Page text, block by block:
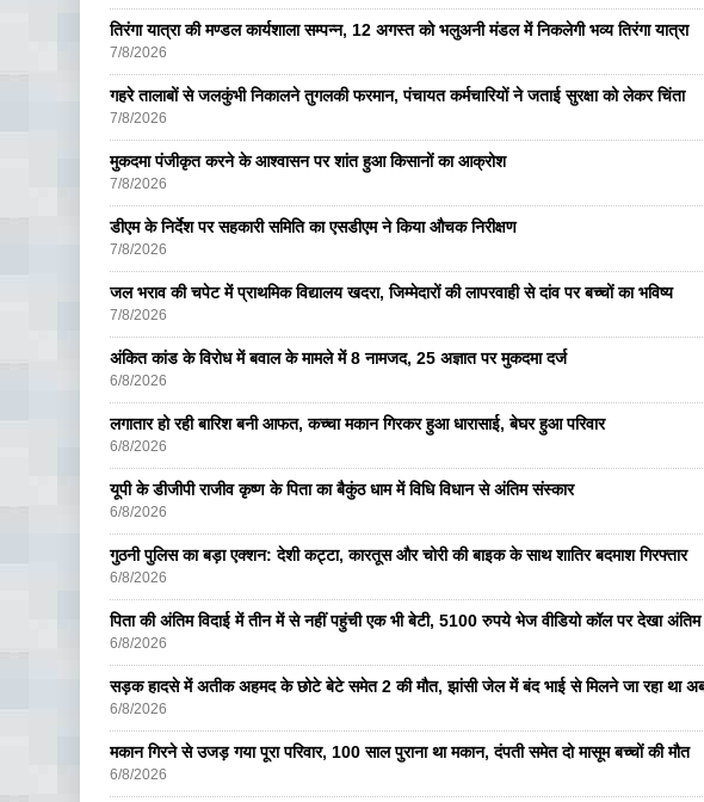
तिरंगा यात्रा की मण्डल कार्यशाला सम्पन्न, 12 अगस्त को भलुअनी मंडल में निकलेगी भव्य तिरंगा यात्रा
7/8/2026
गहरे तालाबों से जलकुंभी निकालने तुगलकी फरमान, पंचायत कर्मचारियों ने जताई सुरक्षा को लेकर चिंता
7/8/2026
मुकदमा पंजीकृत करने के आश्वासन पर शांत हुआ किसानों का आक्रोश
7/8/2026
डीएम के निर्देश पर सहकारी समिति का एसडीएम ने किया औचक निरीक्षण
7/8/2026
जल भराव की चपेट में प्राथमिक विद्यालय खदरा, जिम्मेदारों की लापरवाही से दांव पर बच्चों का भविष्य
7/8/2026
अंकित कांड के विरोध में बवाल के मामले में 8 नामजद, 25 अज्ञात पर मुकदमा दर्ज
6/8/2026
लगातार हो रही बारिश बनी आफत, कच्चा मकान गिरकर हुआ धारासाई, बेघर हुआ परिवार
6/8/2026
यूपी के डीजीपी राजीव कृष्ण के पिता का बैकुंठ धाम में विधि विधान से अंतिम संस्कार
6/8/2026
गुठनी पुलिस का बड़ा एक्शन: देशी कट्टा, कारतूस और चोरी की बाइक के साथ शातिर बदमाश गिरफ्तार
6/8/2026
पिता की अंतिम विदाई में तीन में से नहीं पहुंची एक भी बेटी, 5100 रुपये भेज वीडियो कॉल पर देखा
6/8/2026
सड़क हादसे में अतीक अहमद के छोटे बेटे समेत 2 की मौत, झांसी जेल में बंद भाई से मिलने जा रहा था
6/8/2026
मकान गिरने से उजड़ गया पूरा परिवार, 100 साल पुराना था मकान, दंपती समेत दो मासूम बच्चों की मौत
6/8/2026